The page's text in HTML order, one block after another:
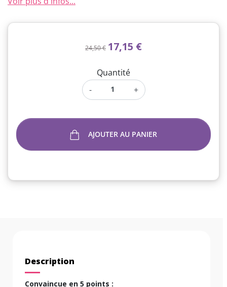
24,50 € 17,15 €
Quantité
-
+
AJOUTER AU PANIER
Description
Convaincue en 5 points :